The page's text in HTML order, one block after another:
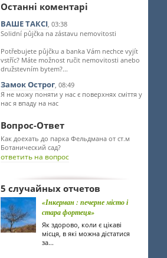
Останні коментарі
ВАШЕ ТАКСІ, 03:38
Solidní půjčka na zástavu nemovitosti
Potřebujete půjčku a banka Vám nechce vyjít
vstříc? Máte možnost ručit nemovitosti anebo
družstevním bytem?...
Замок Острог, 08:49
Я не можу поняти у нас є поверхнях сміття у
нас я впаду на нас
Вопрос-Ответ
Как доехать до парка Фельдмана от ст.м
Ботанический сад?
ответить на вопрос
5 случайных отчетов
«Інкерман : печерне місто і
стара фортеця»
Як здорово, коли є цікаві
місця, в які можна дістатися
за...